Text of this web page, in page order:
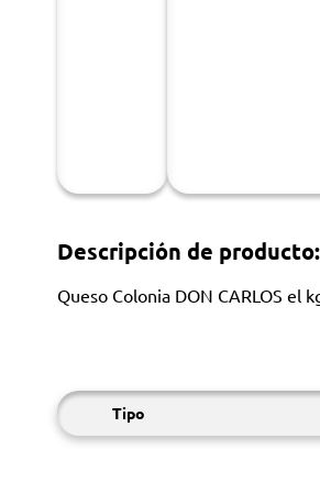
Descripción de producto:
Queso Colonia DON CARLOS el
Tipo